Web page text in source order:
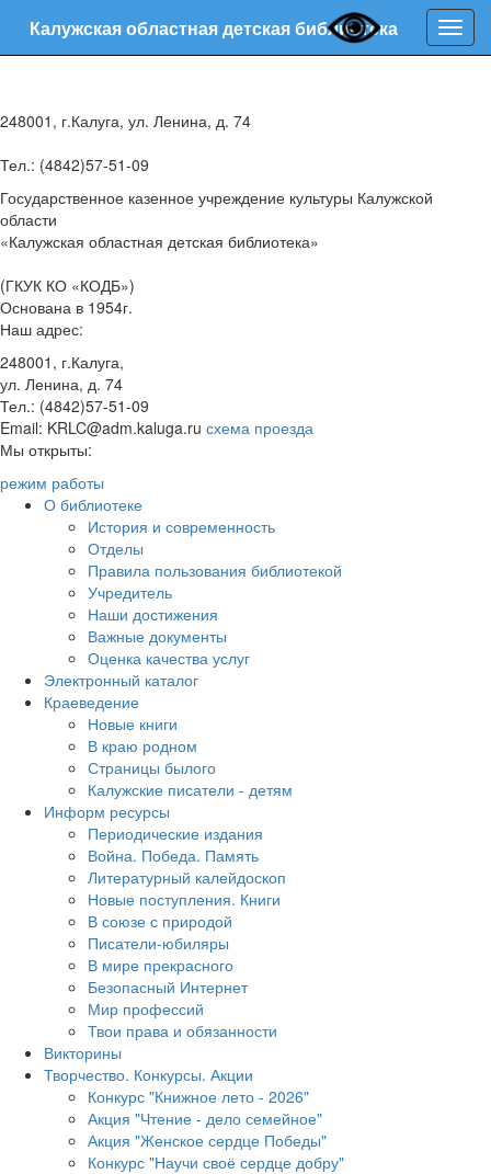
Калужская областная детская библиотека
248001, г.Калуга, ул. Ленина, д. 74
Тел.: (4842)57-51-09
Государственное казенное учреждение культуры Калужской
области
«Калужская областная детская библиотека»
(ГКУК КО «КОДБ»)
Основана в 1954г.
Наш адрес:
248001, г.Калуга,
ул. Ленина, д. 74
Тел.: (4842)57-51-09
Email: KRLC@adm.kaluga.ru схема проезда
Мы открыты:
режим работы
О библиотеке
История и современность
Отделы
Правила пользования библиотекой
Учредитель
Наши достижения
Важные документы
Оценка качества услуг
Электронный каталог
Краеведение
Новые книги
В краю родном
Страницы былого
Калужские писатели - детям
Информ ресурсы
Периодические издания
Война. Победа. Память
Литературный калейдоскоп
Новые поступления. Книги
В союзе с природой
Писатели-юбиляры
В мире прекрасного
Безопасный Интернет
Мир профессий
Твои права и обязанности
Викторины
Творчество. Конкурсы. Акции
Конкурс "Книжное лето - 2026"
Акция "Чтение - дело семейное"
Акция "Женское сердце Победы"
Конкурс "Научи своё сердце добру"